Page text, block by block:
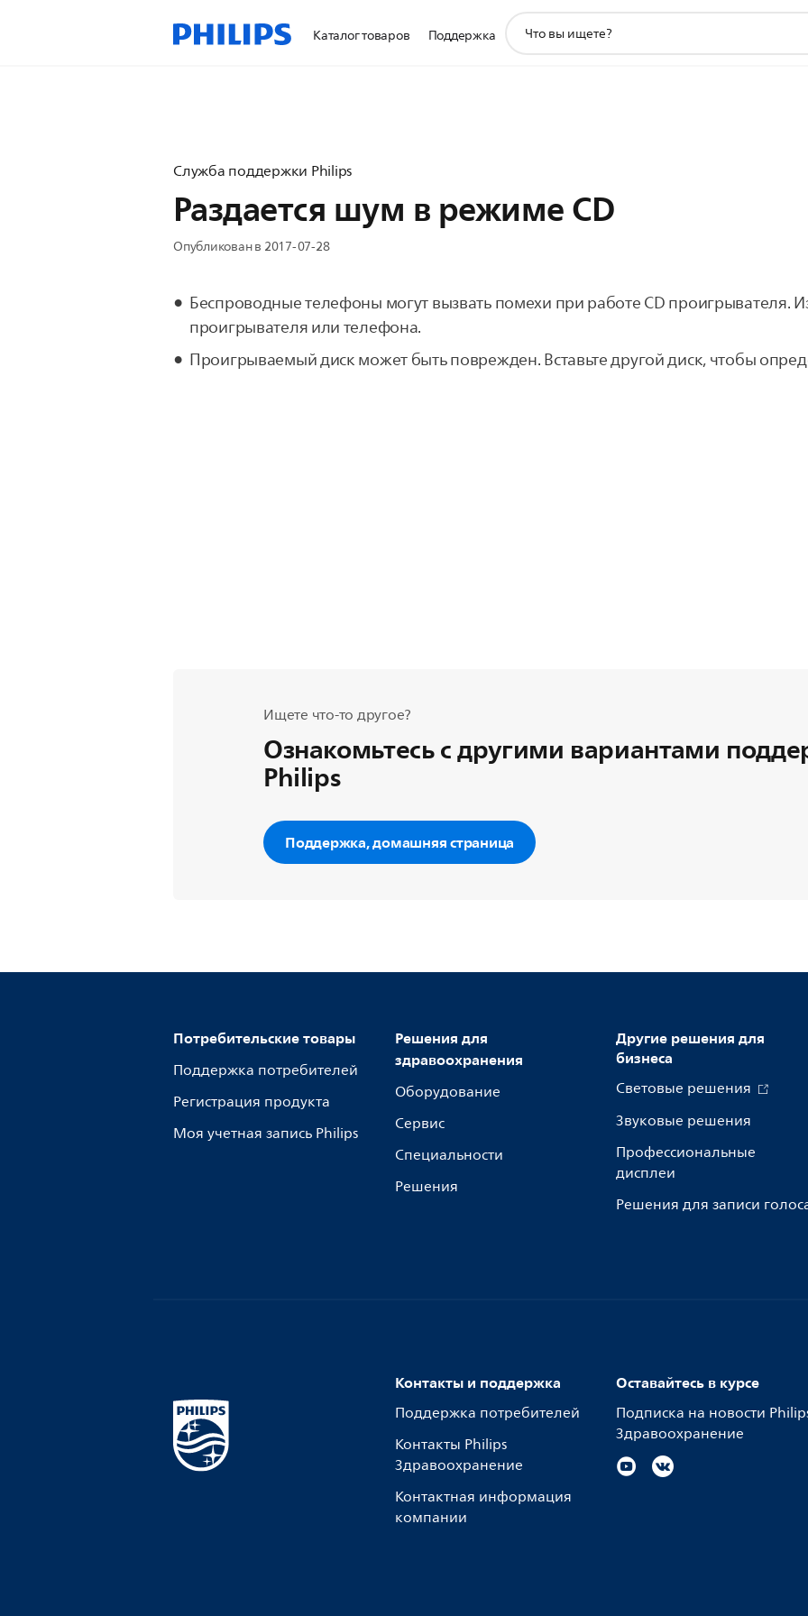
Каталог товаров Поддержка
поддержки
Служба поддержки Philips
Раздается шум в режиме CD
Опубликован в 2017-07-28
Беспроводные телефоны могут вызвать помехи при работе CD проигрывателя.
проигрывателя или телефона.
Проигрываемый диск может быть поврежден. Bставьте другой диск, чтобы
Ищете что-то другое?
Ознакомьтесь с другими вариантами
Philips
Поддержка, домашняя страница
Потребительские товары
Поддержка потребителей
Регистрация продукта
Моя учетная запись Philips
Решения для
здравоохранения
Оборудование
Сервис
Специальности
Решения
Другие решения для
бизнеса
Световые решения
Звуковые решения
Профессиональные
дисплеи
Решения для записи
Контакты и поддержка
Поддержка потребителей
Контакты Philips
Здравоохранение
Контактная информация
компании
Оставайтесь в курсе
Подписка на новости
Здравоохранение